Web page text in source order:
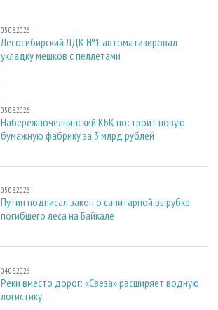
05.08.2026
Лесосибирский ЛДК №1 автоматизировал
укладку мешков с пеллетами
05.08.2026
Набережночелнинский КБК построит новую
бумажную фабрику за 3 млрд рублей
05.08.2026
Путин подписал закон о санитарной вырубке
погибшего леса на Байкале
04.08.2026
Реки вместо дорог: «Свеза» расширяет водную
логистику